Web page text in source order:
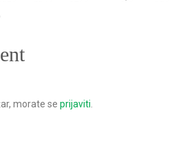
morate se prijaviti